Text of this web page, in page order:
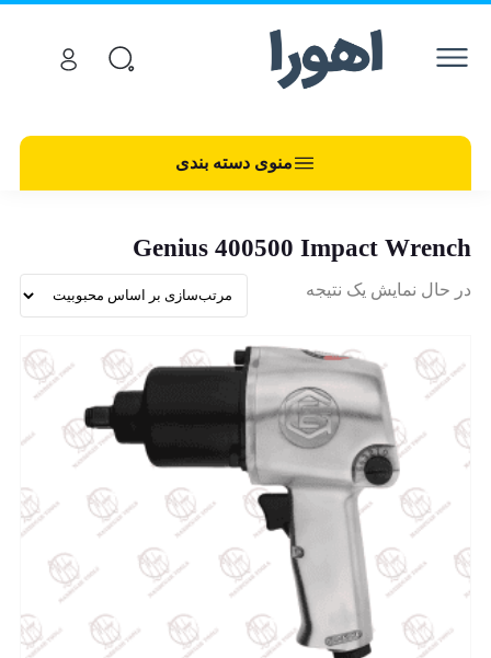
منوی دسته بندی
Genius 400500 Impact Wrench
در حال نمایش یک نتیجه